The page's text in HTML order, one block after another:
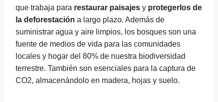
que trabaja para restaurar paisajes y protegerlos de
la deforestación a largo plazo. Además de
suministrar agua y aire limpios, los bosques son una
fuente de medios de vida para las comunidades
locales y hogar del 80% de nuestra biodiversidad
terrestre. También son esenciales para la captura de
CO2, almacenándolo en madera, hojas y suelo.